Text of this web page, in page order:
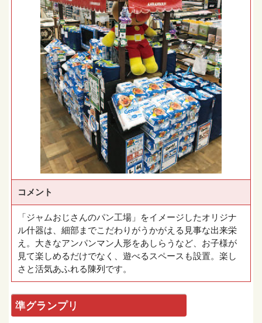
コメント
「ジャムおじさんのパン工場」をイメージしたオリジナ
ル什器は、細部までこだわりがうかがえる見事な出来栄
え。大きなアンパンマン人形をあしらうなど、お子様が
見て楽しめるだけでなく、遊べるスペースも設置。楽し
さと活気あふれる陳列です。
準グランプリ